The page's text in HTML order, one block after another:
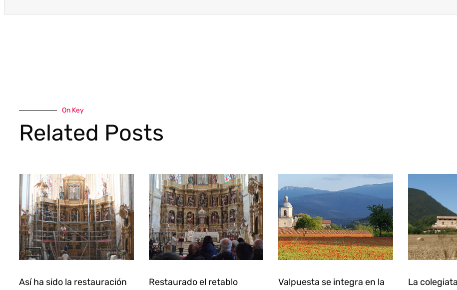
On Key
Related Posts
Así ha sido la restauración Restaurado el retablo Valpuesta se integra en la La